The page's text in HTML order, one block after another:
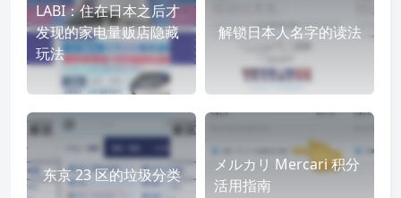
LABI：住在日本之后才
发现的家电量贩店隐藏
玩法
解锁日本人名字的读法
东京 23 区的垃圾分类
メルカリ Mercari 积分
活用指南